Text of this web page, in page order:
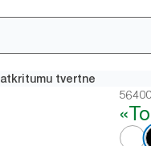
atkritumu tvertne